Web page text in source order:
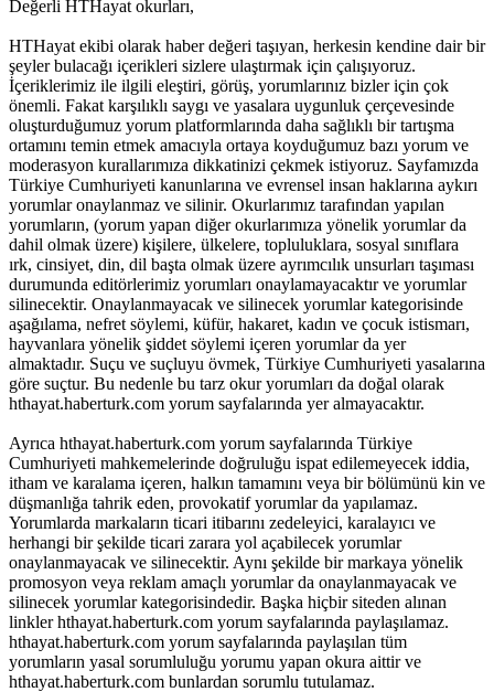
Değerli HTHayat okurları,
HTHayat ekibi olarak haber değeri taşıyan, herkesin kendine dair bir
şeyler bulacağı içerikleri sizlere ulaştırmak için çalışıyoruz.
İçeriklerimiz ile ilgili eleştiri, görüş, yorumlarınız bizler için çok
önemli. Fakat karşılıklı saygı ve yasalara uygunluk çerçevesinde
oluşturduğumuz yorum platformlarında daha sağlıklı bir tartışma
ortamını temin etmek amacıyla ortaya koyduğumuz bazı yorum ve
moderasyon kurallarımıza dikkatinizi çekmek istiyoruz. Sayfamızda
Türkiye Cumhuriyeti kanunlarına ve evrensel insan haklarına aykırı
yorumlar onaylanmaz ve silinir. Okurlarımız tarafından yapılan
yorumların, (yorum yapan diğer okurlarımıza yönelik yorumlar da
dahil olmak üzere) kişilere, ülkelere, topluluklara, sosyal sınıflara
ırk, cinsiyet, din, dil başta olmak üzere ayrımcılık unsurları taşıması
durumunda editörlerimiz yorumları onaylamayacaktır ve yorumlar
silinecektir. Onaylanmayacak ve silinecek yorumlar kategorisinde
aşağılama, nefret söylemi, küfür, hakaret, kadın ve çocuk istismarı,
hayvanlara yönelik şiddet söylemi içeren yorumlar da yer
almaktadır. Suçu ve suçluyu övmek, Türkiye Cumhuriyeti yasalarına
göre suçtur. Bu nedenle bu tarz okur yorumları da doğal olarak
hthayat.haberturk.com yorum sayfalarında yer almayacaktır.
Ayrıca hthayat.haberturk.com yorum sayfalarında Türkiye
Cumhuriyeti mahkemelerinde doğruluğu ispat edilemeyecek iddia,
itham ve karalama içeren, halkın tamamını veya bir bölümünü kin ve
düşmanlığa tahrik eden, provokatif yorumlar da yapılamaz.
Yorumlarda markaların ticari itibarını zedeleyici, karalayıcı ve
herhangi bir şekilde ticari zarara yol açabilecek yorumlar
onaylanmayacak ve silinecektir. Aynı şekilde bir markaya yönelik
promosyon veya reklam amaçlı yorumlar da onaylanmayacak ve
silinecek yorumlar kategorisindedir. Başka hiçbir siteden alınan
linkler hthayat.haberturk.com yorum sayfalarında paylaşılamaz.
hthayat.haberturk.com yorum sayfalarında paylaşılan tüm
yorumların yasal sorumluluğu yorumu yapan okura aittir ve
hthayat.haberturk.com bunlardan sorumlu tutulamaz.